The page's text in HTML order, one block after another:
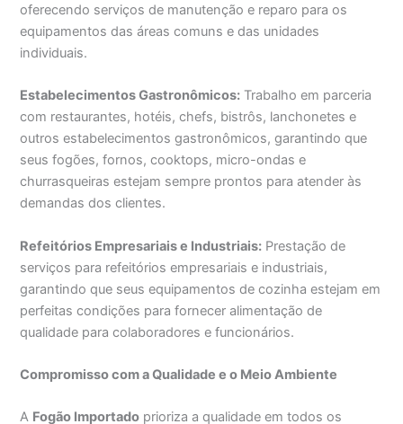
oferecendo serviços de manutenção e reparo para os
equipamentos das áreas comuns e das unidades
individuais.
Estabelecimentos Gastronômicos: Trabalho em parceria
com restaurantes, hotéis, chefs, bistrôs, lanchonetes e
outros estabelecimentos gastronômicos, garantindo que
seus fogões, fornos, cooktops, micro-ondas e
churrasqueiras estejam sempre prontos para atender às
demandas dos clientes.
Refeitórios Empresariais e Industriais: Prestação de
serviços para refeitórios empresariais e industriais,
garantindo que seus equipamentos de cozinha estejam em
perfeitas condições para fornecer alimentação de
qualidade para colaboradores e funcionários.
Compromisso com a Qualidade e o Meio Ambiente
A Fogão Importado prioriza a qualidade em todos os